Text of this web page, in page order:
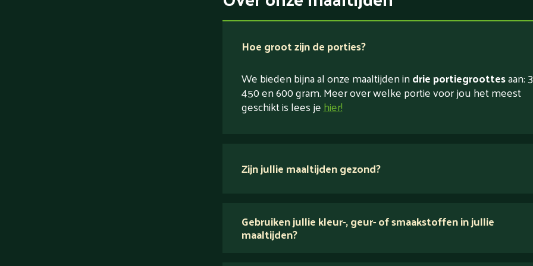
Hoe groot zijn de porties?
We bieden bijna al onze maaltijden indrie portiegroottesaan:
450 en 600 gram. Meer over welke portie voor jou het meest
geschikt is lees jehier!
Zijn jullie maaltijden gezond?
verse ingrediënten
Gebruiken jullie kleur-, geur- of smaakstoffen in jullie
maaltijden?